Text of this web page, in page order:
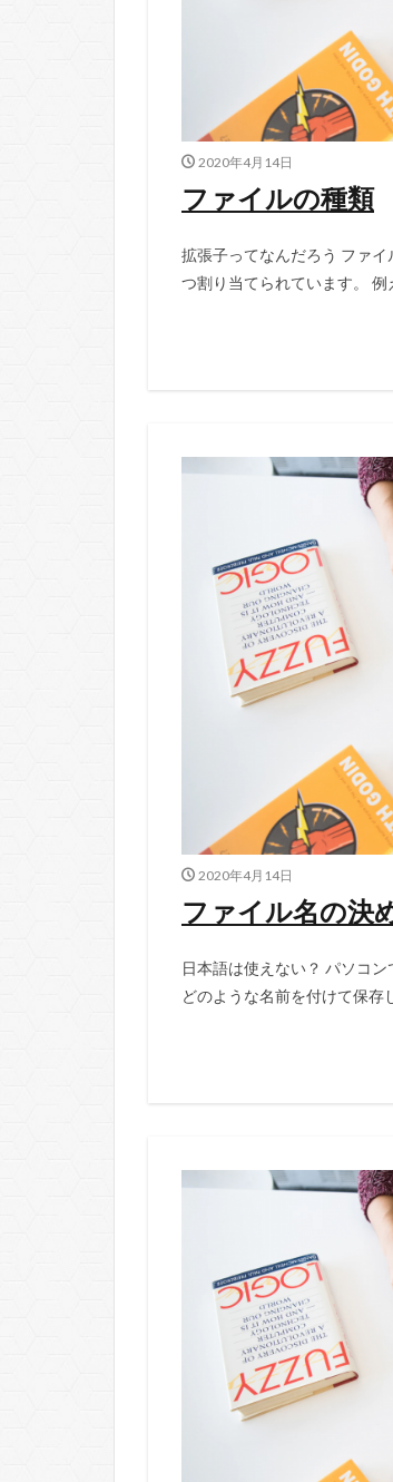
2020年4月14日
ファイルの種類
拡張子ってなんだろう ファ
つ割り当てられています。
2020年4月14日
ファイル名の決
日本語は使えない？ パソコ
どのような名前を付けて保